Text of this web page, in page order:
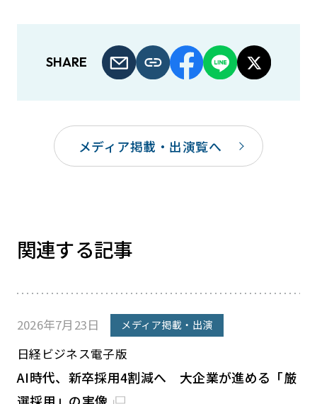
SHARE
メディア掲載・出演覧へ
関連する記事
2026年7月23日 メディア掲載・出演
日経ビジネス電子版
AI時代、新卒採用4割減へ 大企業が進める「厳